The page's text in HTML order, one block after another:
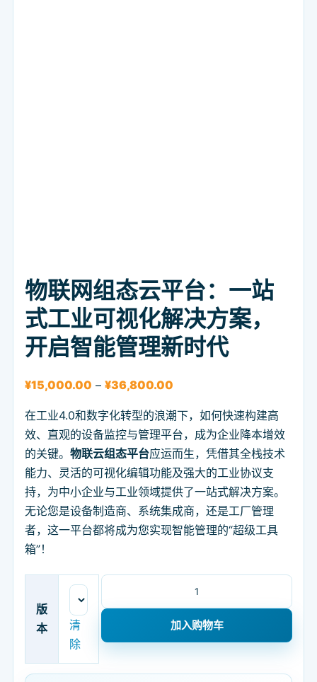
物联网组态云平台：一站
式工业可视化解决方案，
开启智能管理新时代
¥15,000.00 – ¥36,800.00
在工业4.0和数字化转型的浪潮下，如何快速构建高
效、直观的设备监控与管理平台，成为企业降本增效
的关键。 物联云组态平台应运而生，凭借其全栈技术
能力、灵活的可视化编辑功能及强大的工业协议支
持，为中小企业与工业领域提供了一站式解决方案。
无论您是设备制造商、系统集成商，还是工厂管理
者，这一平台都将成为您实现智能管理的“超级工具
箱”！
版
本
清
除
加入购物车